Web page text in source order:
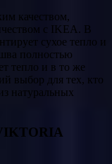
качеством,
с IKEA. В
сухое тепло и
полностью
тепло и в то же
выбор для тех, кто
натуральных